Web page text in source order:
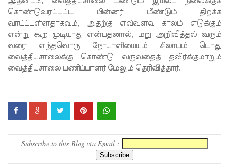
புதிய
இலங்கை
கடவுச்சீட்
டுகள்
நிராகரிப்பு
எம்.பி.
அதிவேக
கொண்டுவரப்பட்ட பின்னர் மீண்டும் திறக்க
வாய்ப்புள்ளதாகவும், அதற்கு எவ்வளவு காலம் எடுக்கும்
என்று கூற முடியாது என்பதனால், மறு அறிவித்தல் வரும்
வரை எந்தவொரு நோயாளியையும் சிலாபம் பொது
வைத்தியசாலைக்கு கொண்டு வருவதைத் தவிர்க்குமாறும்
வைத்தியசாலை பணிப்பாளர் மேலும் தெரிவித்தார்.
Subscribe to this Blog via Email :